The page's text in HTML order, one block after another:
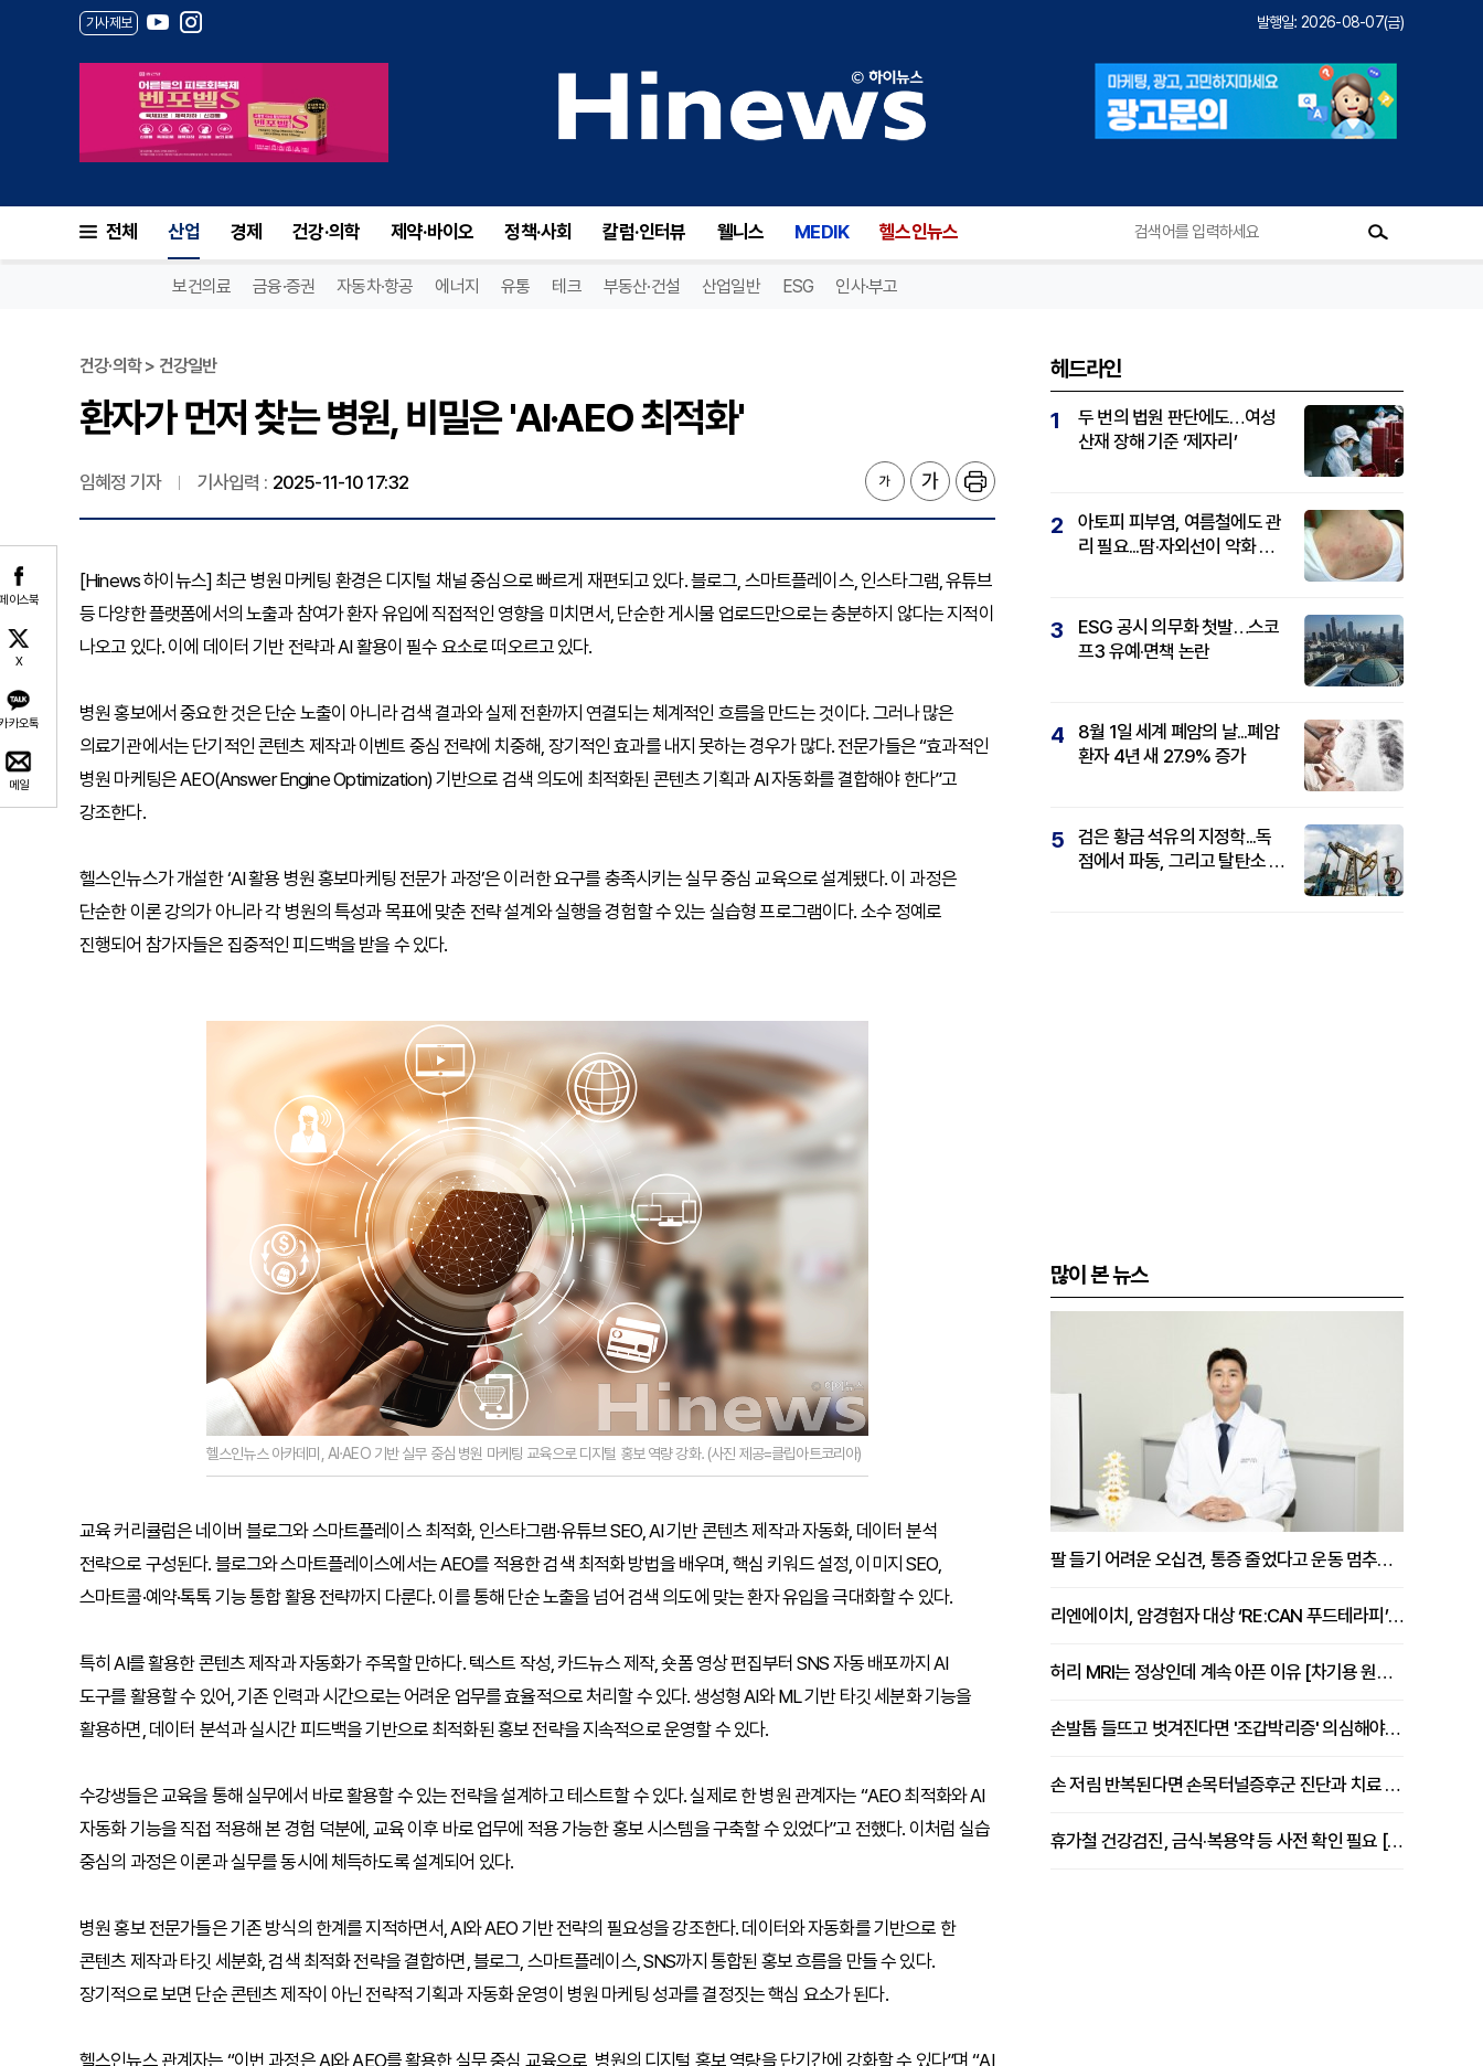
기사제보 발행일: 2026-08-07(금)
전체 산업 경제 건강·의학 제약·바이오 정책·사회 칼럼·인터뷰 웰니스 MEDIK 헬스인뉴스
보건의료 금융·증권 자동차·항공 에너지 유통 테크 부동산·건설 산업일반 ESG 인사·부고
이스북
X
카오톡
메일
건강·의학 > 건강일반
환자가 먼저 찾는 병원, 비밀은 'AI·AEO 최적화'
임혜정 기자 기사입력 : 2025-11-10 17:32
[Hinews 하이뉴스] 최근 병원 마케팅 환경은 디지털 채널 중심으로 빠르게 재편되고 있다. 블로그, 스마트플레이스, 인스타그램, 유튜브
등 다양한 플랫폼에서의 노출과 참여가 환자 유입에 직접적인 영향을 미치면서, 단순한 게시물 업로드만으로는 충분하지 않다는 지적이
나오고 있다. 이에 데이터 기반 전략과 AI 활용이 필수 요소로 떠오르고 있다.
병원 홍보에서 중요한 것은 단순 노출이 아니라 검색 결과와 실제 전환까지 연결되는 체계적인 흐름을 만드는 것이다. 그러나 많은
의료기관에서는 단기적인 콘텐츠 제작과 이벤트 중심 전략에 치중해, 장기적인 효과를 내지 못하는 경우가 많다. 전문가들은 “효과적인
병원 마케팅은 AEO(Answer Engine Optimization) 기반으로 검색 의도에 최적화된 콘텐츠 기획과 AI 자동화를 결합해야 한다”고
강조한다.
헬스인뉴스가 개설한 ‘AI 활용 병원 홍보마케팅 전문가 과정’은 이러한 요구를 충족시키는 실무 중심 교육으로 설계됐다. 이 과정은
단순한 이론 강의가 아니라 각 병원의 특성과 목표에 맞춘 전략 설계와 실행을 경험할 수 있는 실습형 프로그램이다. 소수 정예로
진행되어 참가자들은 집중적인 피드백을 받을 수 있다.
헬스인뉴스 아카데미, AI·AEO 기반 실무 중심 병원 마케팅 교육으로 디지털 홍보 역량 강화. (사진 제공=클립아트코리아)
교육 커리큘럼은 네이버 블로그와 스마트플레이스 최적화, 인스타그램·유튜브 SEO, AI 기반 콘텐츠 제작과 자동화, 데이터 분석
전략으로 구성된다. 블로그와 스마트플레이스에서는 AEO를 적용한 검색 최적화 방법을 배우며, 핵심 키워드 설정, 이미지 SEO,
스마트콜·예약·톡톡 기능 통합 활용 전략까지 다룬다. 이를 통해 단순 노출을 넘어 검색 의도에 맞는 환자 유입을 극대화할 수 있다.
특히 AI를 활용한 콘텐츠 제작과 자동화가 주목할 만하다. 텍스트 작성, 카드뉴스 제작, 숏폼 영상 편집부터 SNS 자동 배포까지 AI
도구를 활용할 수 있어, 기존 인력과 시간으로는 어려운 업무를 효율적으로 처리할 수 있다. 생성형 AI와 ML 기반 타깃 세분화 기능을
활용하면, 데이터 분석과 실시간 피드백을 기반으로 최적화된 홍보 전략을 지속적으로 운영할 수 있다.
수강생들은 교육을 통해 실무에서 바로 활용할 수 있는 전략을 설계하고 테스트할 수 있다. 실제로 한 병원 관계자는 “AEO 최적화와 AI
자동화 기능을 직접 적용해 본 경험 덕분에, 교육 이후 바로 업무에 적용 가능한 홍보 시스템을 구축할 수 있었다”고 전했다. 이처럼 실습
중심의 과정은 이론과 실무를 동시에 체득하도록 설계되어 있다.
병원 홍보 전문가들은 기존 방식의 한계를 지적하면서, AI와 AEO 기반 전략의 필요성을 강조한다. 데이터와 자동화를 기반으로 한
콘텐츠 제작과 타깃 세분화, 검색 최적화 전략을 결합하면, 블로그, 스마트플레이스, SNS까지 통합된 홍보 흐름을 만들 수 있다.
장기적으로 보면 단순 콘텐츠 제작이 아닌 전략적 기획과 자동화 운영이 병원 마케팅 성과를 결정짓는 핵심 요소가 된다.
헬스인뉴스 관계자는 “이번 과정은 AI와 AEO를 활용한 실무 중심 교육으로, 병원의 디지털 홍보 역량을 단기간에 강화할 수 있다”며 “AI
헤드라인
1
두 번의 법원 판단에도…여성
산재 장해 기준 ‘제자리’
2
아토피 피부염, 여름철에도 관
리 필요...땀·자외선이 악화 요
3
ESG 공시 의무화 첫발…스코
프3 유예·면책 논란
4
8월 1일 세계 폐암의 날...폐암
환자 4년 새 27.9% 증가
5
검은 황금 석유의 지정학...독
점에서 파동, 그리고 탈탄소 패
많이 본 뉴스
팔 들기 어려운 오십견, 통증 줄었다고 운동 멈추면 안 되는 이유 [이병욱 원장 칼럼]
리엔에이치, 암경험자 대상 ‘RE:CAN 푸드테라피’ 운영
허리 MRI는 정상인데 계속 아픈 이유 [차기용 원장 칼럼]
손발톱 들뜨고 벗겨진다면 '조갑박리증' 의심해야 [김철윤 원장 칼럼]
손 저림 반복된다면 손목터널증후군 진단과 치료 시기 살펴야 [김동현 원장 칼럼]
휴가철 건강검진, 금식·복용약 등 사전 확인 필요 [정도감 원장 칼럼]